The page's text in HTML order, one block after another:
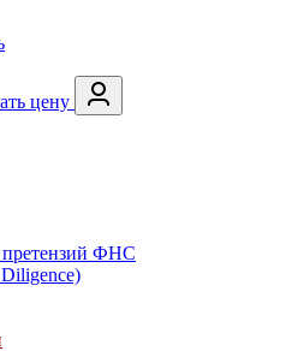
цену
претензий ФНС